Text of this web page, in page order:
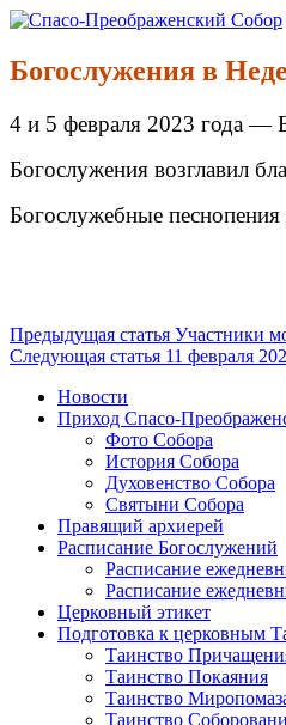
Перейти
содержимому
Спасо-Преображенский Собор
Спасо-Преображенский
Богослужения в
4 и 5 февраля 2023 года —
Богослужения возглавил
Богослужебные
Продолжить
чтение
Предыдущая статья Участники
Следующая статья 11 февраля
Новости
Приход Спасо-
Фото Собора
История Собора
Духовенство Собора
Святыни Собора
Правящий архиерей
Расписание Богослужений
Расписание
Расписание
Церковный этикет
Подготовка к церковным
Таинство
Таинство Покаяния
Таинство
Таинство